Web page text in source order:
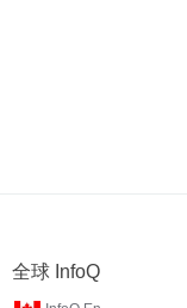
全球 InfoQ